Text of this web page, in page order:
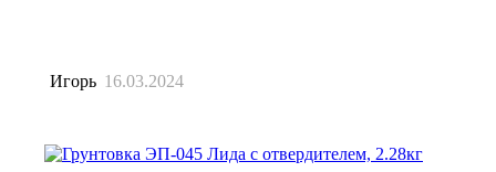
Игорь 16.03.2024